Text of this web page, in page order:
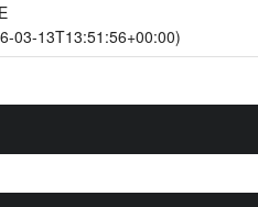
03-13T13:51:56+00:00)